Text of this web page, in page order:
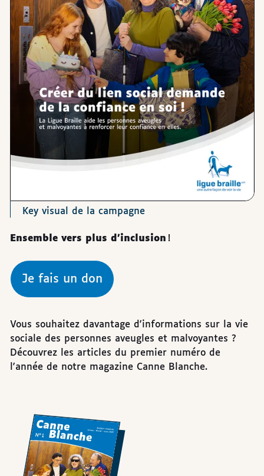
Key visual de la campagne
Ensemble vers plus d’inclusion !
Je fais un don
Vous souhaitez davantage d'informations sur la vie
sociale des personnes aveugles et malvoyantes ?
Découvrez les articles du premier numéro de
l'année de notre magazine Canne Blanche.